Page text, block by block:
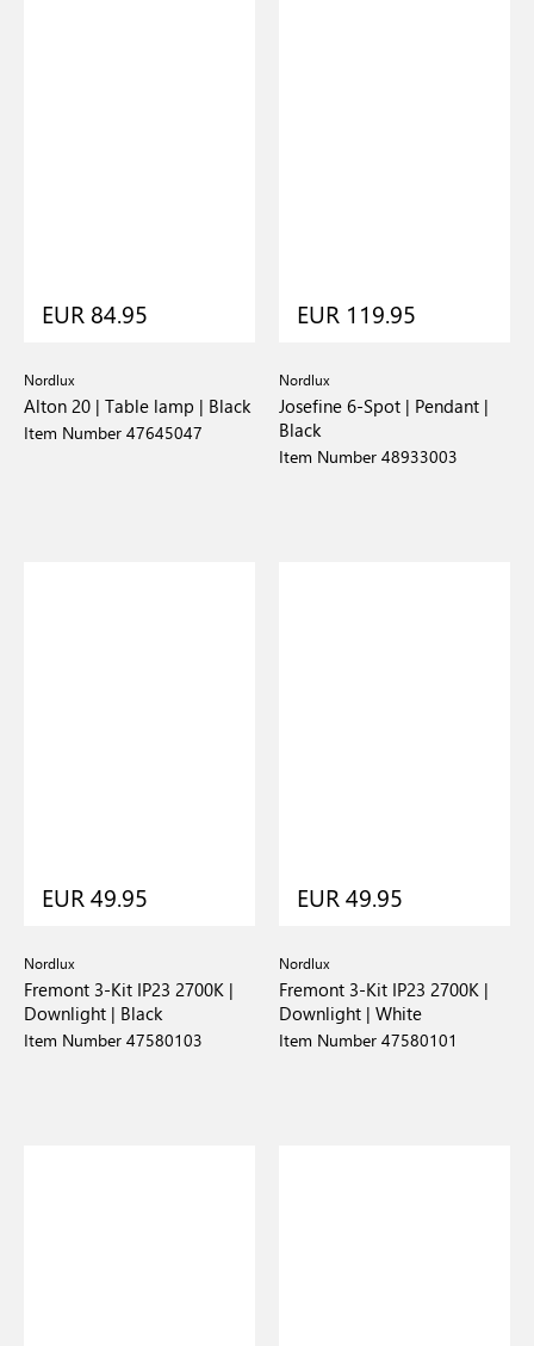
EUR 84.95
Nordlux
Alton 20 | Table lamp | Black
Item Number 47645047
EUR 119.95
Nordlux
Josefine 6-Spot | Pendant |
Black
Item Number 48933003
EUR 49.95
Nordlux
Fremont 3-Kit IP23 2700K |
Downlight | Black
Item Number 47580103
EUR 49.95
Nordlux
Fremont 3-Kit IP23 2700K |
Downlight | White
Item Number 47580101